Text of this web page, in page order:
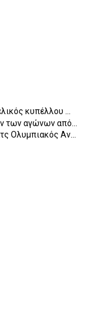
κυπέλλου ...
των αγώνων από...
Ολυμπιακός Αν...